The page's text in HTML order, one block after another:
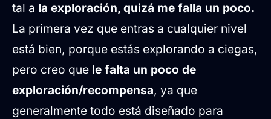
tal a la exploración, quizá me falla un poco.
La primera vez que entras a cualquier nivel
está bien, porque estás explorando a ciegas,
pero creo que le falta un poco de
exploración/recompensa, ya que
generalmente todo está diseñado para